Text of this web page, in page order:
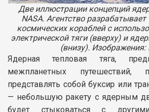
Две иллюстрации концепций
NASA. Агентство разрабатывает
космических кораблей с
электрической тяги (вверху) и
(внизу). Изображения:
Ядерная тепловая тяга,
межпланетных
представлять собой буксир или
— небольшую ракету с ядерным
будет стыковаться с